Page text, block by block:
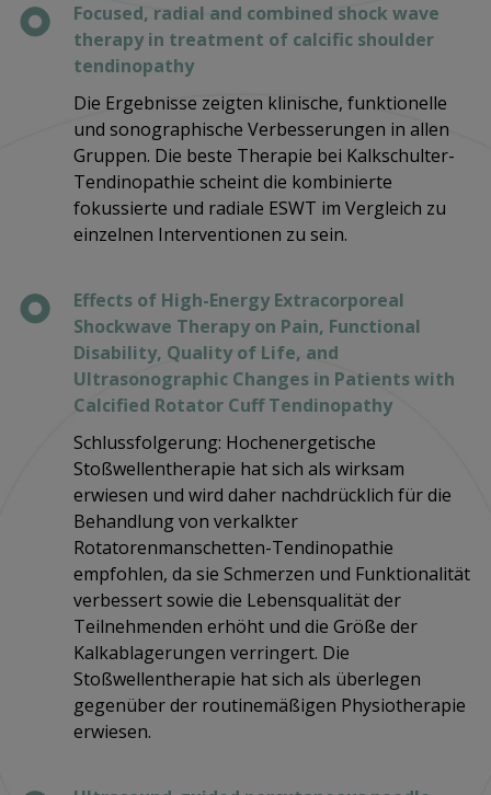
Focused, radial and combined shock wave
therapy in treatment of calcific shoulder
tendinopathy
Die Ergebnisse zeigten klinische, funktionelle
und sonographische Verbesserungen in allen
Gruppen. Die beste Therapie bei Kalkschulter-
Tendinopathie scheint die kombinierte
fokussierte und radiale ESWT im Vergleich zu
einzelnen Interventionen zu sein.
Effects of High-Energy Extracorporeal
Shockwave Therapy on Pain, Functional
Disability, Quality of Life, and
Ultrasonographic Changes in Patients with
Calcified Rotator Cuff Tendinopathy
Schlussfolgerung: Hochenergetische
Stoßwellentherapie hat sich als wirksam
erwiesen und wird daher nachdrücklich für die
Behandlung von verkalkter
Rotatorenmanschetten-Tendinopathie
empfohlen, da sie Schmerzen und Funktionalität
verbessert sowie die Lebensqualität der
Teilnehmenden erhöht und die Größe der
Kalkablagerungen verringert. Die
Stoßwellentherapie hat sich als überlegen
gegenüber der routinemäßigen Physiotherapie
erwiesen.